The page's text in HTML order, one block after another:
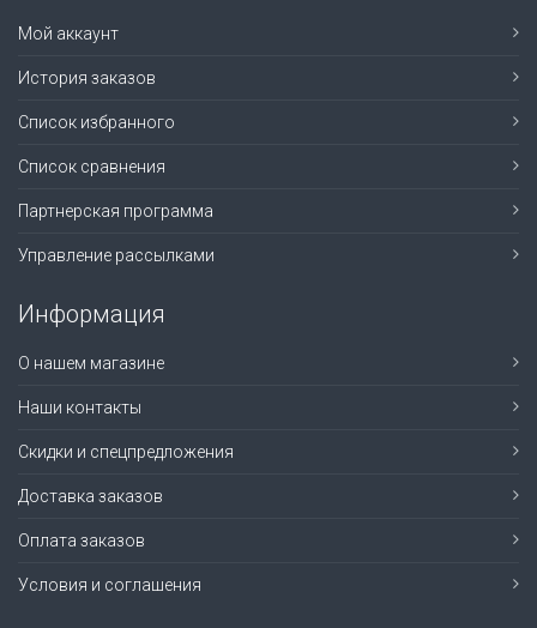
Мой аккаунт
История заказов
Список избранного
Список сравнения
Партнерская программа
Управление рассылками
Информация
О нашем магазине
Наши контакты
Скидки и спецпредложения
Доставка заказов
Оплата заказов
Условия и соглашения